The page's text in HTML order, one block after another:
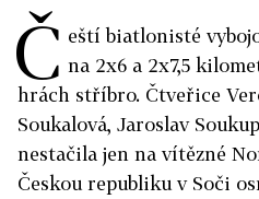
Č eští biatlonisté
na 2x6 a 2x7,5
hrách stříbro. Čtveřice
Soukalová, Jaroslav
nestačila jen na vítězné
Českou republiku v Soči